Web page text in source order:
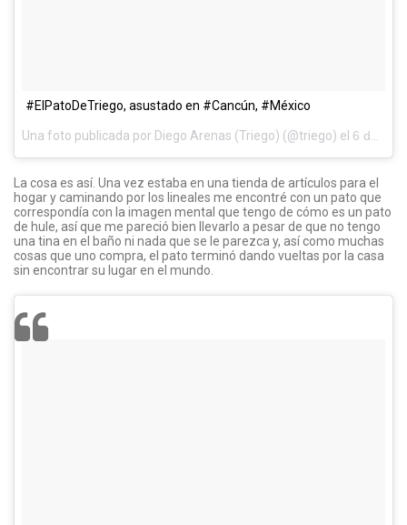
#ElPatoDeTriego, asustado en #Cancún, #México
Una foto publicada por Diego Arenas (Triego) (@triego) el 6 de Feb de 2016 a la(s) 2:53 PST
La cosa es así. Una vez estaba en una tienda de artículos para el
hogar y caminando por los lineales me encontré con un pato que
correspondía con la imagen mental que tengo de cómo es un pato
de hule, así que me pareció bien llevarlo a pesar de que no tengo
una tina en el baño ni nada que se le parezca y, así como muchas
cosas que uno compra, el pato terminó dando vueltas por la casa
sin encontrar su lugar en el mundo.